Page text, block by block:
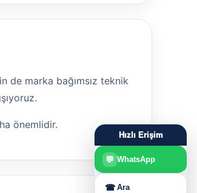
de marka bağımsız teknik
önemlidir.
Hızlı Erişim
💬 WhatsApp
☎ Ara